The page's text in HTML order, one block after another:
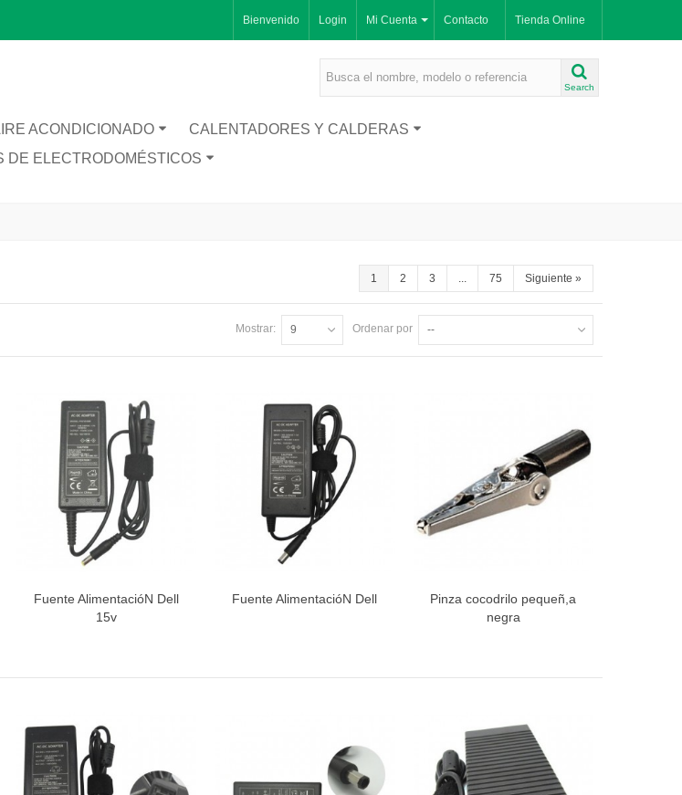
Tienda Online
Contacto
Mi Cuenta
Bienvenido Login
Search
ACONDICIONADO
CALENTADORES Y CALDERAS
DE ELECTRODOMÉSTICOS
1 2 3 ... 75 Siguiente »
Ordenar por --
Mostrar: 9
Vista rápida
Fuente AlimentacióN Dell
15v
Vista rápida
Fuente AlimentacióN Dell Vista rápida
Pinza cocodrilo pequeñ,a
negra